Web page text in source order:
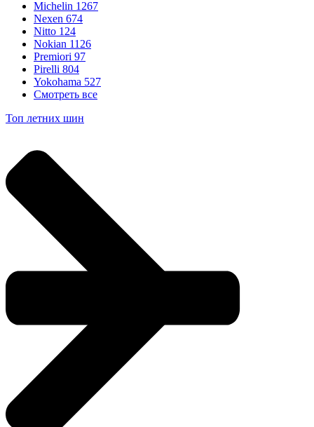
Michelin 1267
Nexen 674
Nitto 124
Nokian 1126
Premiori 97
Pirelli 804
Yokohama 527
Смотреть все
Топ летних шин